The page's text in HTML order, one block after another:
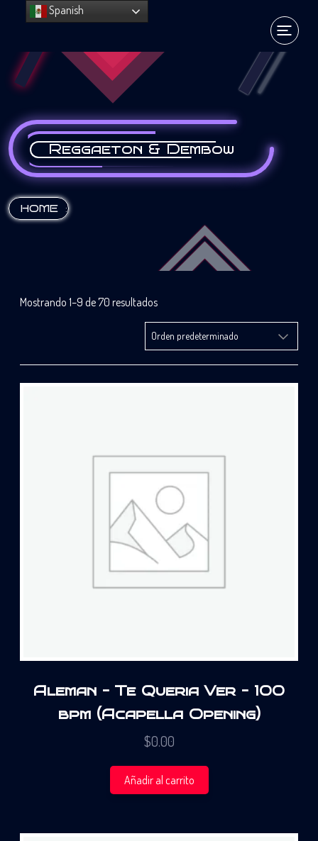
Reggaeton & Dembow
HOME :
Mostrando 1–9 de 70 resultados
Aleman – Te Queria Ver – 100
bpm (Acapella Opening)
$0.00
Añadir al carrito
Spanish